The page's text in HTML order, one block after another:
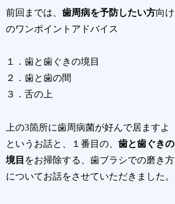
前回までは、歯周病を予防したい方向け
のワンポイントアドバイス
１．歯と歯ぐきの境目
２．歯と歯の間
３．舌の上
上の3箇所に歯周病菌が好んで居ますよ
というお話と、１番目の、歯と歯ぐきの
境目 をお掃除する、歯ブラシでの磨き方
についてお話をさせていただきました。